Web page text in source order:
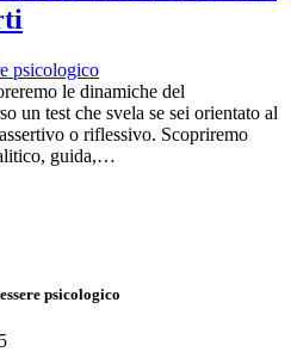
psicologico
le dinamiche del
un test che svela se sei orientato al
o riflessivo. Scopriremo
guida,…
psicologico